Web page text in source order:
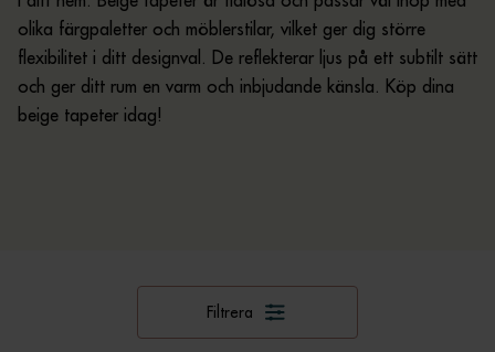
olika färgpaletter och möblerstilar, vilket ger dig större
flexibilitet i ditt designval. De reflekterar ljus på ett subtilt sätt
och ger ditt rum en varm och inbjudande känsla. Köp dina
beige tapeter idag!
Filtrera